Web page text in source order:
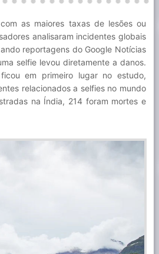
as maiores taxas de lesões ou
analisaram incidentes globais
reportagens do Google Notícias
selfie levou diretamente a danos.
em primeiro lugar no estudo,
relacionados a selfies no mundo
na Índia, 214 foram mortes e